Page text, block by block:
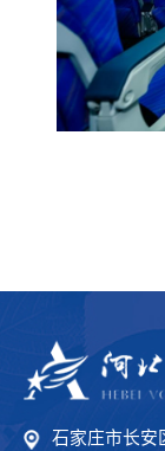
石家庄市长安